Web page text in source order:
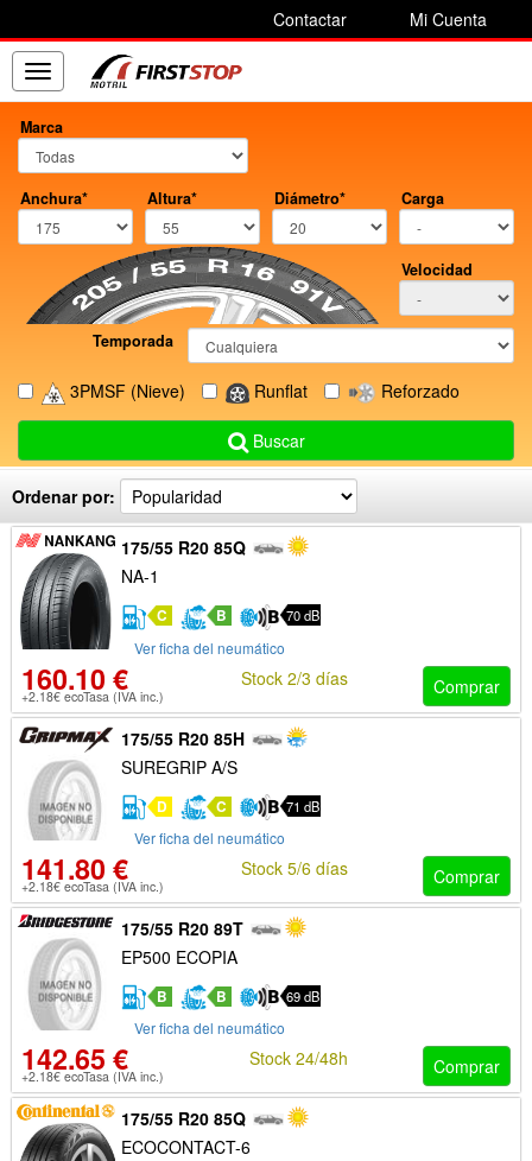
Contactar Mi Cuenta
Toggle
navigation
Marca
Anchura* Altura* Diámetro* Carga
Velocidad
Temporada
3PMSF (Nieve) Runflat Reforzado
Buscar
Ordenar por:
175/55 R20 85Q
NA-1
C B 70 dB
Ver ficha del neumático
160.10 €
+2.18€ ecoTasa (IVA inc.) Comprar
Stock 2/3 días
175/55 R20 85H
SUREGRIP A/S
D C 71 dB
Ver ficha del neumático
141.80 €
+2.18€ ecoTasa (IVA inc.) Comprar
Stock 5/6 días
175/55 R20 89T
EP500 ECOPIA
B B 69 dB
Ver ficha del neumático
142.65 €
+2.18€ ecoTasa (IVA inc.) Comprar
Stock 24/48h
175/55 R20 85Q
ECOCONTACT-6